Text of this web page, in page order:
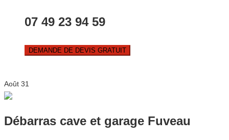
07 49 23 94 59
DEMANDE DE DEVIS GRATUIT
Août 31
Débarras cave et garage Fuveau